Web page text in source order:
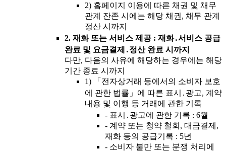
2) 홈페이지 이용에 따른 채권 및 채무
관계 잔존 시에는 해당 채권, 채무 관계
정산 시까지
2. 재화 또는 서비스 제공 : 재화․서비스 공급
완료 및 요금결제․정산 완료 시까지
다만, 다음의 사유에 해당하는 경우에는 해당
기간 종료 시까지
1) 「전자상거래 등에서의 소비자 보호
에 관한 법률」에 따른 표시․광고, 계약
내용 및 이행 등 거래에 관한 기록
- 표시․광고에 관한 기록 : 6월
- 계약 또는 청약 철회, 대금결제,
재화 등의 공급기록 : 5년
- 소비자 불만 또는 분쟁 처리에